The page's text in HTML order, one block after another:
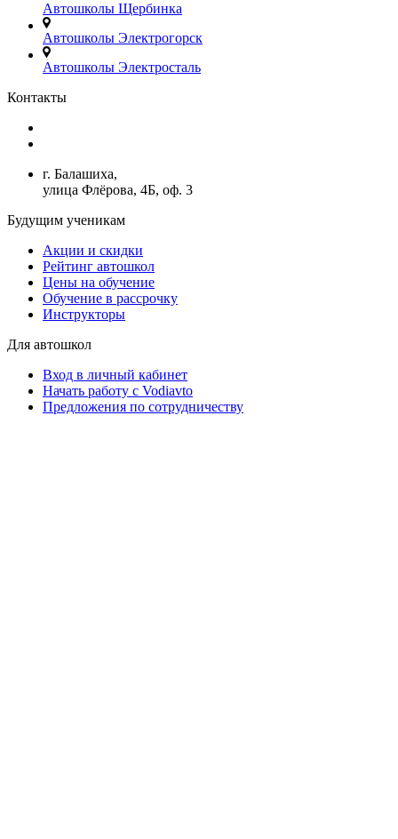
Автошколы Щербинка
Автошколы Электрогорск
Автошколы Электросталь
Контакты
г. Балашиха,
улица Флёрова, 4Б, оф. 3
Будущим ученикам
Акции и скидки
Рейтинг автошкол
Цены на обучение
Обучение в рассрочку
Инструкторы
Для автошкол
Вход в личный кабинет
Начать работу с Vodiavto
Предложения по сотрудничеству